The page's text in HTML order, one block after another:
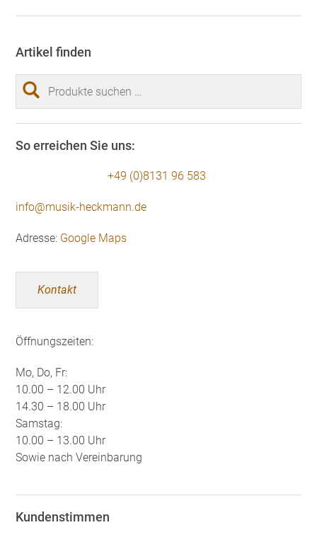
Artikel finden
Suchen
nach:
So erreichen Sie uns:
+49 (0)8131 96 583
info@musik-heckmann.de
Adresse: Google Maps
Kontakt
Öffnungszeiten:
Mo, Do, Fr:
10.00 – 12.00 Uhr
14.30 – 18.00 Uhr
Samstag:
10.00 – 13.00 Uhr
Sowie nach Vereinbarung
Kundenstimmen